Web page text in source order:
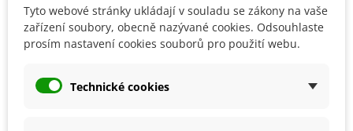
Detaily produktu
SOUVISEJÍCÍ PRODUKTY
Tyto webové stránky ukládají v souladu se zákony na vaše
zařízení soubory, obecně nazývané cookies. Odsouhlaste
prosím nastavení cookies souborů pro použití webu.
Technické cookies